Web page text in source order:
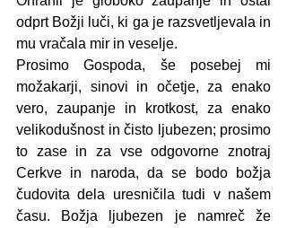
odprt Božji luči, ki ga je razsvetljevala in
mu vračala mir in veselje.
Prosimo Gospoda, še posebej mi
možakarji, sinovi in očetje, za enako
vero, zaupanje in krotkost, za enako
velikodušnost in čisto ljubezen; prosimo
to zase in za vse odgovorne znotraj
Cerkve in naroda, da se bodo božja
čudovita dela uresničila tudi v našem
času. Božja ljubezen je namreč že